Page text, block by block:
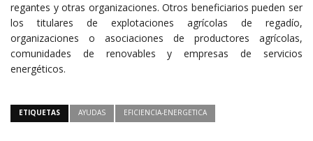
regantes y otras organizaciones. Otros beneficiarios pueden ser
los titulares de explotaciones agrícolas de regadío,
organizaciones o asociaciones de productores agrícolas,
comunidades de renovables y empresas de servicios
energéticos.
ETIQUETAS AYUDAS EFICIENCIA-ENERGETICA